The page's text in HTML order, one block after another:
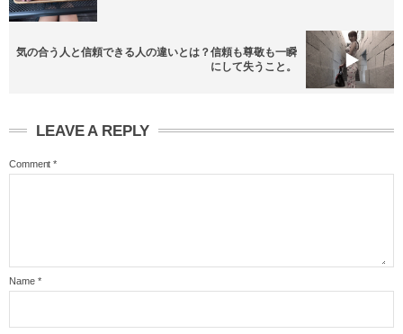
気の合う人と信頼できる人の違いとは？信頼も尊敬も一瞬
にして失うこと。
LEAVE A REPLY
Comment *
Name *